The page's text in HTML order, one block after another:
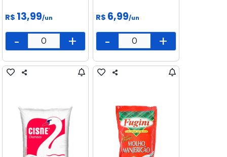
R$ 13,99/un
- +
R$ 6,99/un
- +